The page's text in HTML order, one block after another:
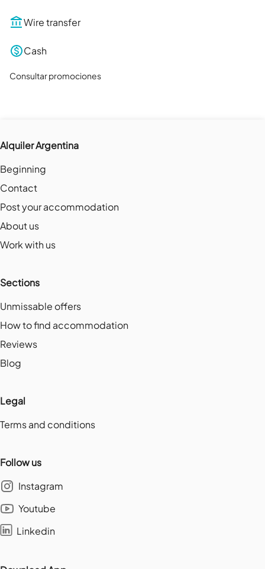
Wire transfer
Cash
Consultar promociones
Alquiler Argentina
Beginning
Contact
Post your accommodation
About us
Work with us
Sections
Unmissable offers
How to find accommodation
Reviews
Blog
Legal
Terms and conditions
Follow us
Instagram
Youtube
Linkedin